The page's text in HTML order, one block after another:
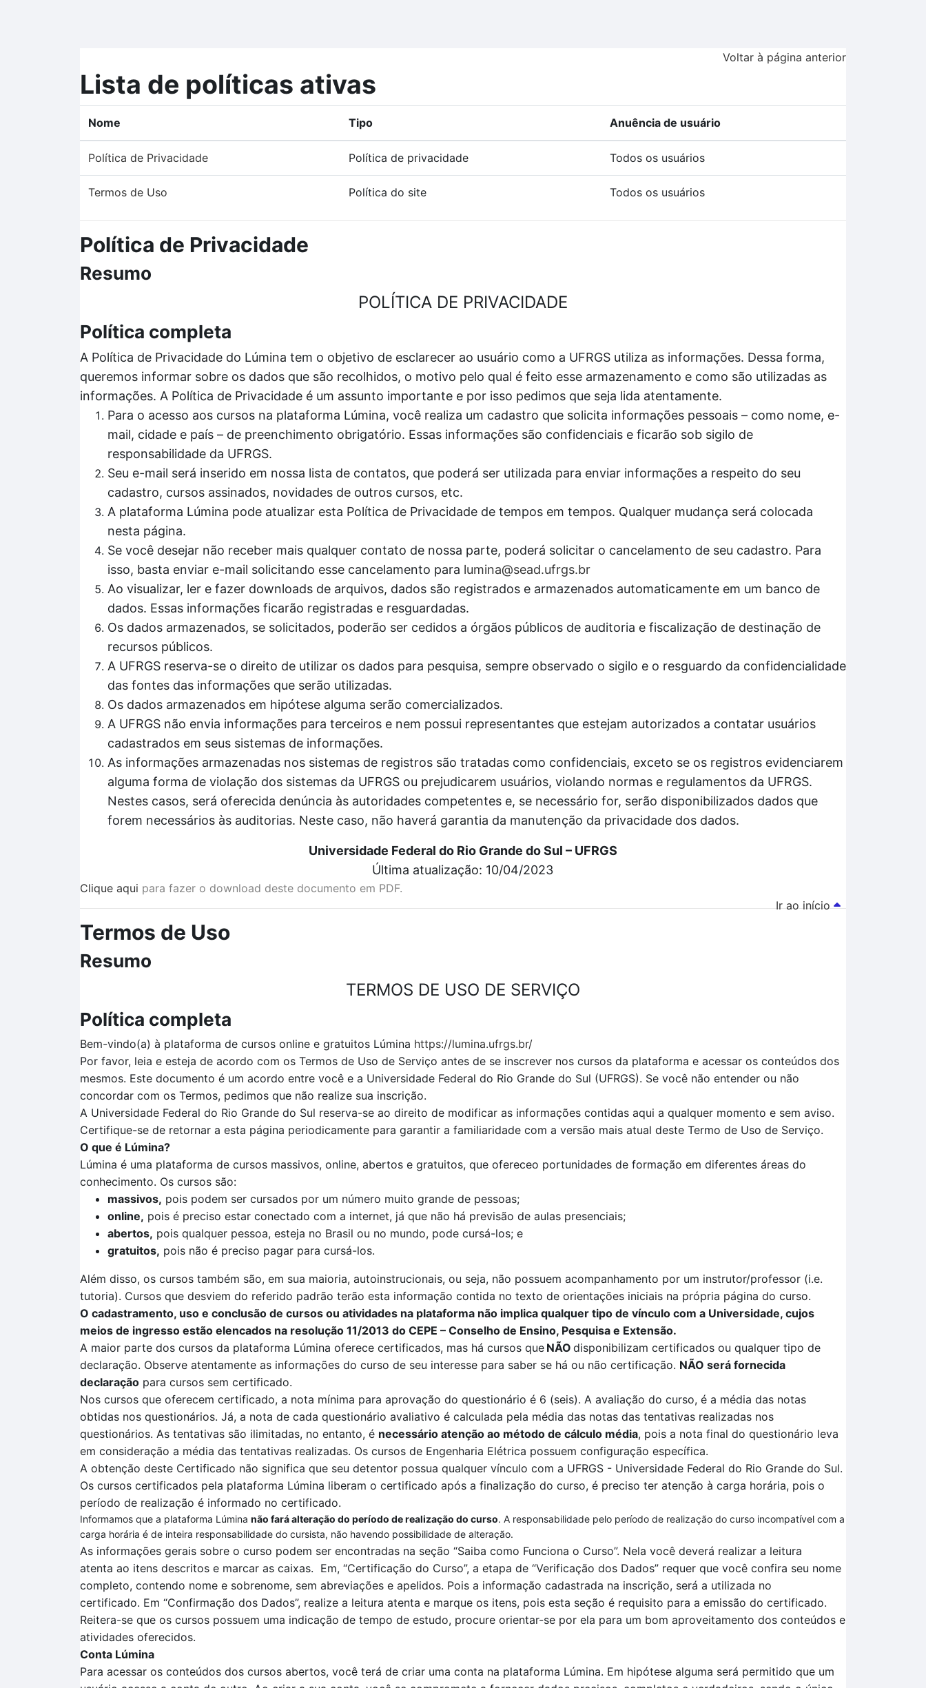
Voltar à página anterior
Lista de políticas ativas
Nome Tipo Anuência de usuário
Política de Privacidade Política de privacidade Todos os usuários
Termos de Uso Política do site Todos os usuários
Política de Privacidade
Resumo
POLÍTICA DE PRIVACIDADE
Política completa
A Política de Privacidade do Lúmina tem o objetivo de esclarecer ao usuário como a UFRGS utiliza as informações. Dessa forma,
queremos informar sobre os dados que são recolhidos, o motivo pelo qual é feito esse armazenamento e como são utilizadas as
informações. A Política de Privacidade é um assunto importante e por isso pedimos que seja lida atentamente.
Para o acesso aos cursos na plataforma Lúmina, você realiza um cadastro que solicita informações pessoais – como nome, e-
mail, cidade e país – de preenchimento obrigatório. Essas informações são confidenciais e ficarão sob sigilo de
responsabilidade da UFRGS.
Seu e-mail será inserido em nossa lista de contatos, que poderá ser utilizada para enviar informações a respeito do seu
cadastro, cursos assinados, novidades de outros cursos, etc.
A plataforma Lúmina pode atualizar esta Política de Privacidade de tempos em tempos. Qualquer mudança será colocada
nesta página.
Se você desejar não receber mais qualquer contato de nossa parte, poderá solicitar o cancelamento de seu cadastro. Para
isso, basta enviar e-mail solicitando esse cancelamento para lumina@sead.ufrgs.br
Ao visualizar, ler e fazer downloads de arquivos, dados são registrados e armazenados automaticamente em um banco de
dados. Essas informações ficarão registradas e resguardadas.
Os dados armazenados, se solicitados, poderão ser cedidos a órgãos públicos de auditoria e fiscalização de destinação de
recursos públicos.
A UFRGS reserva-se o direito de utilizar os dados para pesquisa, sempre observado o sigilo e o resguardo da confidencialidade
das fontes das informações que serão utilizadas.
Os dados armazenados em hipótese alguma serão comercializados.
A UFRGS não envia informações para terceiros e nem possui representantes que estejam autorizados a contatar usuários
cadastrados em seus sistemas de informações.
As informações armazenadas nos sistemas de registros são tratadas como confidenciais, exceto se os registros evidenciarem
alguma forma de violação dos sistemas da UFRGS ou prejudicarem usuários, violando normas e regulamentos da UFRGS.
Nestes casos, será oferecida denúncia às autoridades competentes e, se necessário for, serão disponibilizados dados que
forem necessários às auditorias. Neste caso, não haverá garantia da manutenção da privacidade dos dados.
Universidade Federal do Rio Grande do Sul – UFRGS
Última atualização: 10/04/2023
Clique aqui para fazer o download deste documento em PDF.
Ir ao início
Termos de Uso
Resumo
TERMOS DE USO DE SERVIÇO
Política completa
Bem-vindo(a) à plataforma de cursos online e gratuitos Lúmina https://lumina.ufrgs.br/
Por favor, leia e esteja de acordo com os Termos de Uso de Serviço antes de se inscrever nos cursos da plataforma e acessar os conteúdos dos
mesmos. Este documento é um acordo entre você e a Universidade Federal do Rio Grande do Sul (UFRGS). Se você não entender ou não
concordar com os Termos, pedimos que não realize sua inscrição.
A Universidade Federal do Rio Grande do Sul reserva-se ao direito de modificar as informações contidas aqui a qualquer momento e sem aviso.
Certifique-se de retornar a esta página periodicamente para garantir a familiaridade com a versão mais atual deste Termo de Uso de Serviço.
O que é Lúmina?
Lúmina é uma plataforma de cursos massivos, online, abertos e gratuitos, que ofereceo portunidades de formação em diferentes áreas do
conhecimento. Os cursos são:
massivos, pois podem ser cursados por um número muito grande de pessoas;
online, pois é preciso estar conectado com a internet, já que não há previsão de aulas presenciais;
abertos, pois qualquer pessoa, esteja no Brasil ou no mundo, pode cursá-los; e
gratuitos, pois não é preciso pagar para cursá-los.
Além disso, os cursos também são, em sua maioria, autoinstrucionais, ou seja, não possuem acompanhamento por um instrutor/professor (i.e.
tutoria). Cursos que desviem do referido padrão terão esta informação contida no texto de orientações iniciais na própria página do curso.
O cadastramento, uso e conclusão de cursos ou atividades na plataforma não implica qualquer tipo de vínculo com a Universidade, cujos
meios de ingresso estão elencados na resolução 11/2013 do CEPE – Conselho de Ensino, Pesquisa e Extensão.
A maior parte dos cursos da plataforma Lúmina oferece certificados, mas há cursos que NÃO disponibilizam certificados ou qualquer tipo de
declaração. Observe atentamente as informações do curso de seu interesse para saber se há ou não certificação. NÃO será fornecida
declaraçãopara cursos sem certificado.
Nos cursos que oferecem certificado, a nota mínima para aprovação do questionário é 6 (seis). A avaliação do curso, é a média das notas
obtidas nos questionários. Já, a nota de cada questionário avaliativo é calculada pela média das notas das tentativas realizadas nos
questionários. As tentativas são ilimitadas, no entanto, é necessário atenção ao método de cálculo média, pois a nota final do questionário leva
em consideração a média das tentativas realizadas. Os cursos de Engenharia Elétrica possuem configuração específica.
A obtenção deste Certificado não significa que seu detentor possua qualquer vínculo com a UFRGS - Universidade Federal do Rio Grande do Sul.
Os cursos certificados pela plataforma Lúmina liberam o certificado após a finalização do curso, é preciso ter atenção à carga horária, pois o
período de realização é informado no certificado.
Informamos que a plataforma Lúmina não fará alteração do período de realização do curso. A responsabilidade pelo período de realização do curso incompatível com a
carga horária é de inteira responsabilidade do cursista, não havendo possibilidade de alteração.
As informações gerais sobre o curso podem ser encontradas na seção “Saiba como Funciona o Curso”. Nela você deverá realizar a leitura
atenta ao itens descritose marcar as caixas. Em, “Certificação do Curso”, a etapa de “Verificação dos Dados” requer que você confira seu nome
completo, contendo nome e sobrenome, sem abreviações e apelidos. Pois a informação cadastrada na inscrição, será a utilizada no
certificado. Em “Confirmação dos Dados”, realize a leitura atenta e marque os itens, pois esta seção é requisito para a emissão do certificado.
Reitera-se que os cursos possuem uma indicação de tempo de estudo, procure orientar-se por ela para um bom aproveitamento dos conteúdos e
atividades oferecidos.
Conta Lúmina
Para acessar os conteúdos dos cursos abertos, você terá de criar uma conta na plataforma Lúmina. Em hipótese alguma será permitido que um